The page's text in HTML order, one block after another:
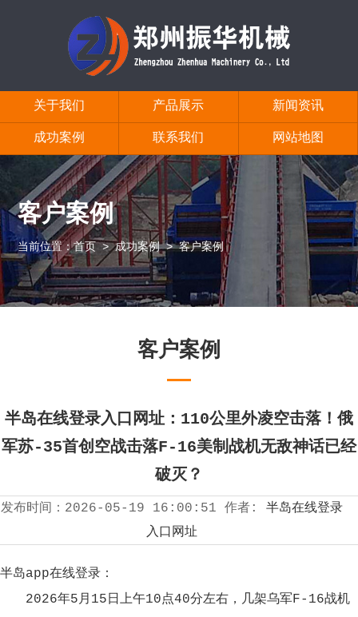
关于我们 产品展示 新闻资讯
成功案例 联系我们 网站地图
客户案例
当前位置：首页>成功案例>客户案例
客户案例
半岛在线登录入口网址：110公里外凌空击落！俄
军苏-35首创空战击落F-16美制战机无敌神话已经
破灭？
发布时间： 2026-05-19 16:00:51 作者: 半岛在线登录
入口网址
半岛app在线登录：
2026年5月15日上午10点40分左右，几架乌军F-16战机